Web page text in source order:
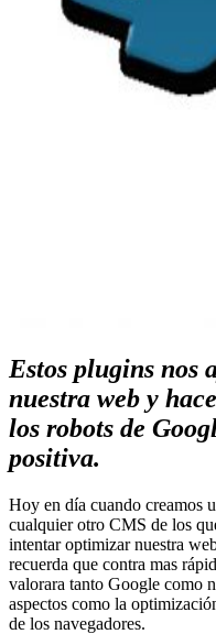
Estos plugins nos
nuestra web y
los robots de
positiva.
Hoy en día cuando creamos
cualquier otro CMS de los
intentar optimizar nuestra
recuerda que contra mas
valorara tanto Google como
aspectos como la
de los navegadores.